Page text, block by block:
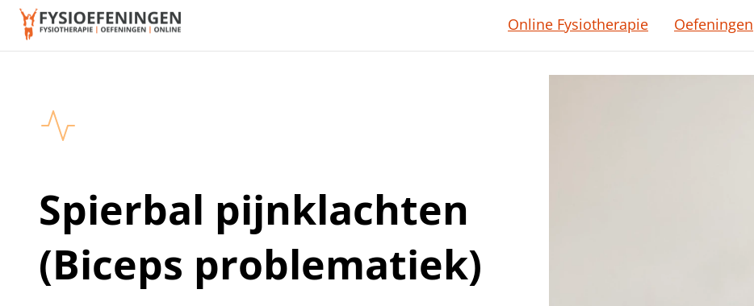
Online Fysiotherapie Oefeningen
Spierbal pijnklachten
(Biceps problematiek)